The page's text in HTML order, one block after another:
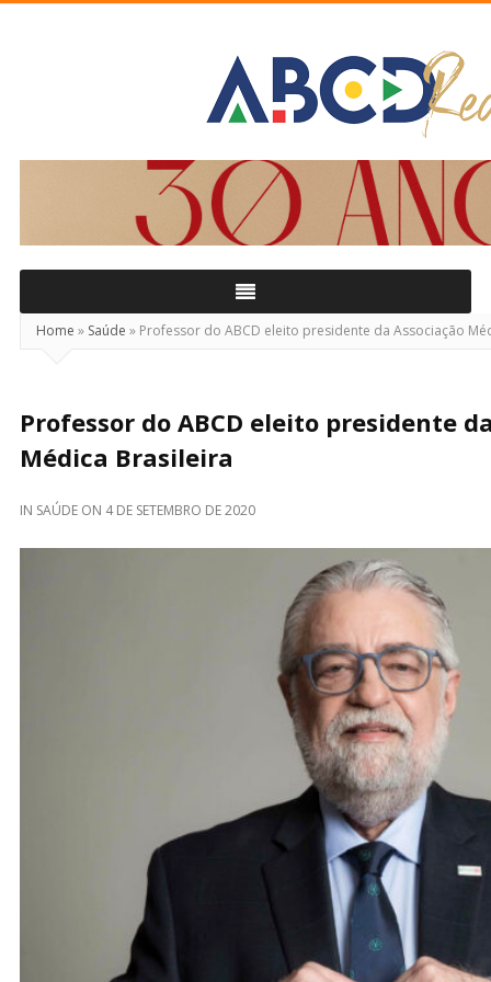
Home » Saúde » Professor do ABCD eleito presidente da Associação
Professor do ABCD eleito presidente
Médica Brasileira
IN SAÚDE ON 4 DE SETEMBRO DE 2020